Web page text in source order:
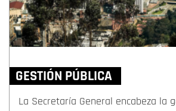
GESTIÓN PÚBLICA
La Secretaría General encabeza la